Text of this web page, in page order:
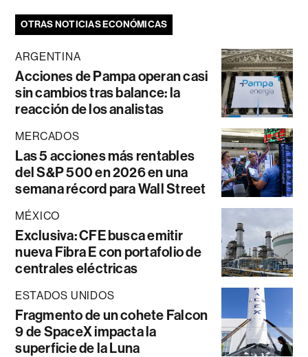
OTRAS NOTICIAS ECONÓMICAS
ARGENTINA
Acciones de Pampa operan casi
sin cambios tras balance: la
reacción de los analistas
MERCADOS
Las 5 acciones más rentables
del S&P 500 en 2026 en una
semana récord para Wall Street
MÉXICO
Exclusiva: CFE busca emitir
nueva Fibra E con portafolio de
centrales eléctricas
ESTADOS UNIDOS
Fragmento de un cohete Falcon
9 de SpaceX impacta la
superficie de la Luna